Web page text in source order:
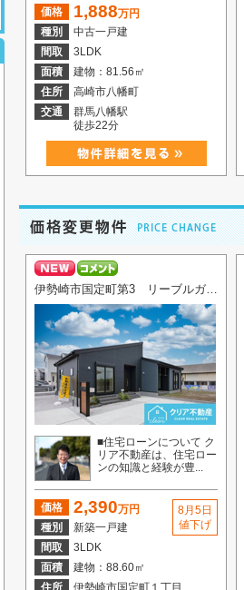
価格 1,888万円
種別
中古一戸建
間取
3LDK
面積
建物：81.56㎡
住所
高崎市八幡町
交通
群馬八幡駅
徒歩22分
伊勢崎市国定町第3 リーブルガーデン 2号棟
■住宅ローンについて ク
リア不動産は、住宅ロー
ンの知識と経験が豊...
価格 2,390万円
種別
新築一戸建
間取
3LDK
面積
建物：88.60㎡
住所
伊勢崎市国定町１丁目
8月5日
値下げ